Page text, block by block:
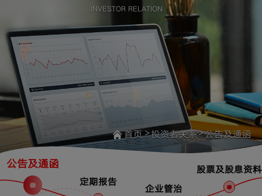
INVESTOR RELATION
首页>投资者关系>公告及通函
公告及通函
定期报告
企业管治
股票及股息资料